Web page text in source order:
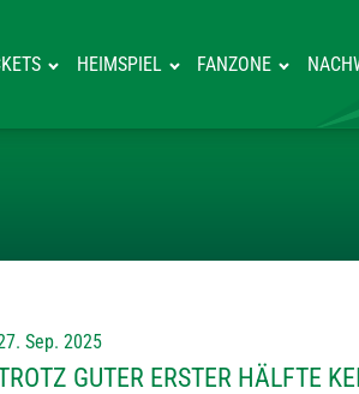
HEIMSPIEL FANZONE
Sep. 2025
GUTER ERSTER HÄLFTE